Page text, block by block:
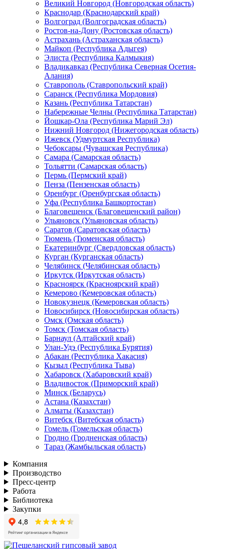
Великий Новгород (Новгородская область)
Краснодар (Краснодарский край)
Волгоград (Волгоградская область)
Ростов-на-Дону (Ростовская область)
Астрахань (Астраханская область)
Майкоп (Республика Адыгея)
Элиста (Республика Калмыкия)
Владикавказ (Республика Северная Осетия-
Алания)
Ставрополь (Ставропольский край)
Саранск (Республика Мордовия)
Казань (Республика Татарстан)
Набережные Челны (Республика Татарстан)
Йошкар-Ола (Республика Марий Эл)
Нижний Новгород (Нижегородская область)
Ижевск (Удмуртская Республика)
Чебоксары (Чувашская Республика)
Самара (Самарская область)
Тольятти (Самарская область)
Пермь (Пермский край)
Пенза (Пензенская область)
Оренбург (Оренбургская область)
Уфа (Республика Башкортостан)
Благовещенск (Благовещенский район)
Ульяновск (Ульяновская область)
Саратов (Саратовская область)
Тюмень (Тюменская область)
Екатеринбург (Свердловская область)
Курган (Курганская область)
Челябинск (Челябинская область)
Иркутск (Иркутская область)
Красноярск (Красноярский край)
Кемерово (Кемеровская область)
Новокузнецк (Кемеровская область)
Новосибирск (Новосибирская область)
Омск (Омская область)
Томск (Томская область)
Барнаул (Алтайский край)
Улан-Удэ (Республика Бурятия)
Абакан (Республика Хакасия)
Кызыл (Республика Тыва)
Хабаровск (Хабаровский край)
Владивосток (Приморский край)
Минск (Беларусь)
Астана (Казахстан)
Алматы (Казахстан)
Витебск (Витебская область)
Гомель (Гомельская область)
Гродно (Гродненская область)
Тараз (Жамбыльская область)
Компания
Производство
Пресс-центр
Работа
Библиотека
Закупки